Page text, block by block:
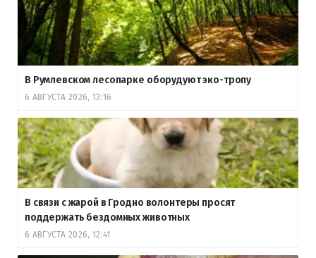
В Румлевском лесопарке оборудуют эко-тропу
6 АВГУСТА 2026, 13:16
В связи с жарой в Гродно волонтеры просят
поддержать бездомных животных
6 АВГУСТА 2026, 12:41